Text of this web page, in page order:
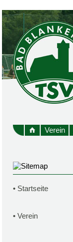
Verein
• Startseite
• Verein